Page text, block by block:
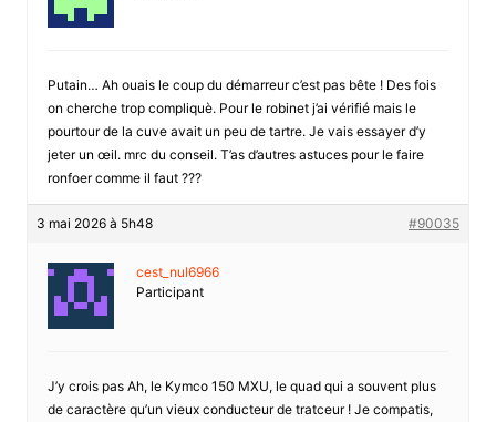
Putain… Ah ouais le coup du démarreur c’est pas bête ! Des fois
on cherche trop compliquè. Pour le robinet j’ai vérifié mais le
pourtour de la cuve avait un peu de tartre. Je vais essayer d’y
jeter un œil. mrc du conseil. T’as d’autres astuces pour le faire
ronfoer comme il faut ???
3 mai 2026 à 5h48 #90035
cest_nul6966
Participant
J’y crois pas Ah, le Kymco 150 MXU, le quad qui a souvent plus
de caractère qu’un vieux conducteur de tratceur ! Je compatis,